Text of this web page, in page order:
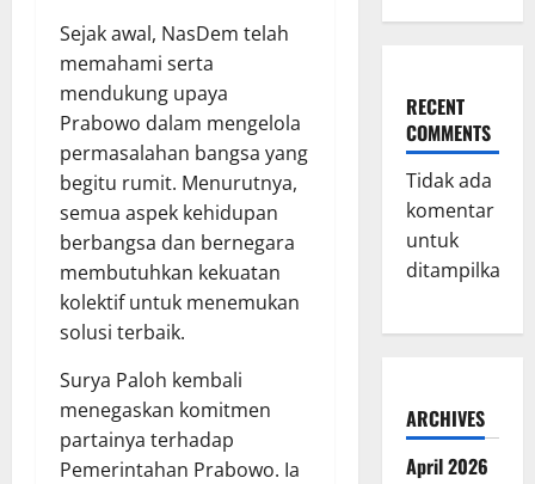
Sejak awal, NasDem telah
memahami serta
mendukung upaya
Prabowo dalam mengelola
permasalahan bangsa yang
begitu rumit. Menurutnya,
semua aspek kehidupan
berbangsa dan bernegara
membutuhkan kekuatan
kolektif untuk menemukan
solusi terbaik.
Surya Paloh kembali
menegaskan komitmen
partainya terhadap
Pemerintahan Prabowo. Ia
RECENT
COMMENTS
Tidak ada
komentar
untuk
ditampilkan.
ARCHIVES
April 2026